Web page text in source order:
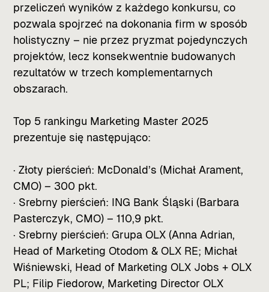
przeliczeń wyników z każdego konkursu, co
pozwala spojrzeć na dokonania firm w sposób
holistyczny – nie przez pryzmat pojedynczych
projektów, lecz konsekwentnie budowanych
rezultatów w trzech komplementarnych
obszarach.
Top 5 rankingu Marketing Master 2025
prezentuje się następująco:
· Złoty pierścień: McDonald’s (Michał Arament,
CMO) – 300 pkt.
· Srebrny pierścień: ING Bank Śląski (Barbara
Pasterczyk, CMO) – 110,9 pkt.
· Srebrny pierścień: Grupa OLX (Anna Adrian,
Head of Marketing Otodom & OLX RE; Michał
Wiśniewski, Head of Marketing OLX Jobs + OLX
PL; Filip Fiedorow, Marketing Director OLX